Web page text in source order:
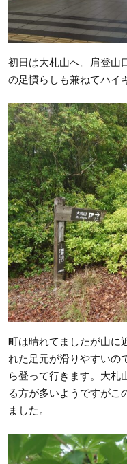
初日は大札山へ。肩登山
の足慣らしも兼ねてハイ
町は晴れてましたが山に
れた足元が滑りやすいの
ら登って行きます。大札
る方が多いようですがこ
ました。